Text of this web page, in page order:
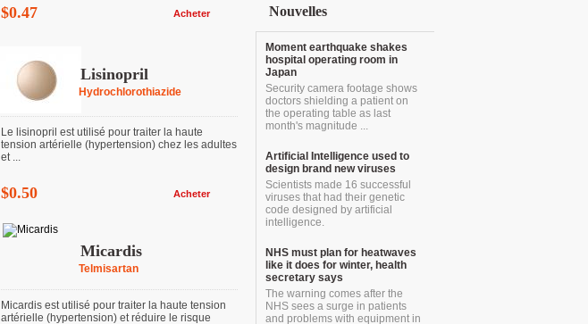
$0.47 Acheter
Lisinopril
Hydrochlorothiazide
Le lisinopril est utilisé pour traiter la haute
tension artérielle (hypertension) chez les adultes
et ...
$0.50 Acheter
Micardis
Telmisartan
Micardis est utilisé pour traiter la haute tension
artérielle (hypertension) et réduire le risque
Nouvelles
Moment earthquake shakes
hospital operating room in
Japan
Security camera footage shows
doctors shielding a patient on
the operating table as last
month's magnitude ...
Artificial Intelligence used to
design brand new viruses
Scientists made 16 successful
viruses that had their genetic
code designed by artificial
intelligence.
NHS must plan for heatwaves
like it does for winter, health
secretary says
The warning comes after the
NHS sees a surge in patients
and problems with equipment in